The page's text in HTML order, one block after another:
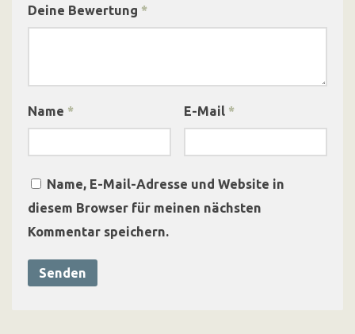
Deine Bewertung *
Name * E-Mail *
Name, E-Mail-Adresse und Website in
diesem Browser für meinen nächsten
Kommentar speichern.